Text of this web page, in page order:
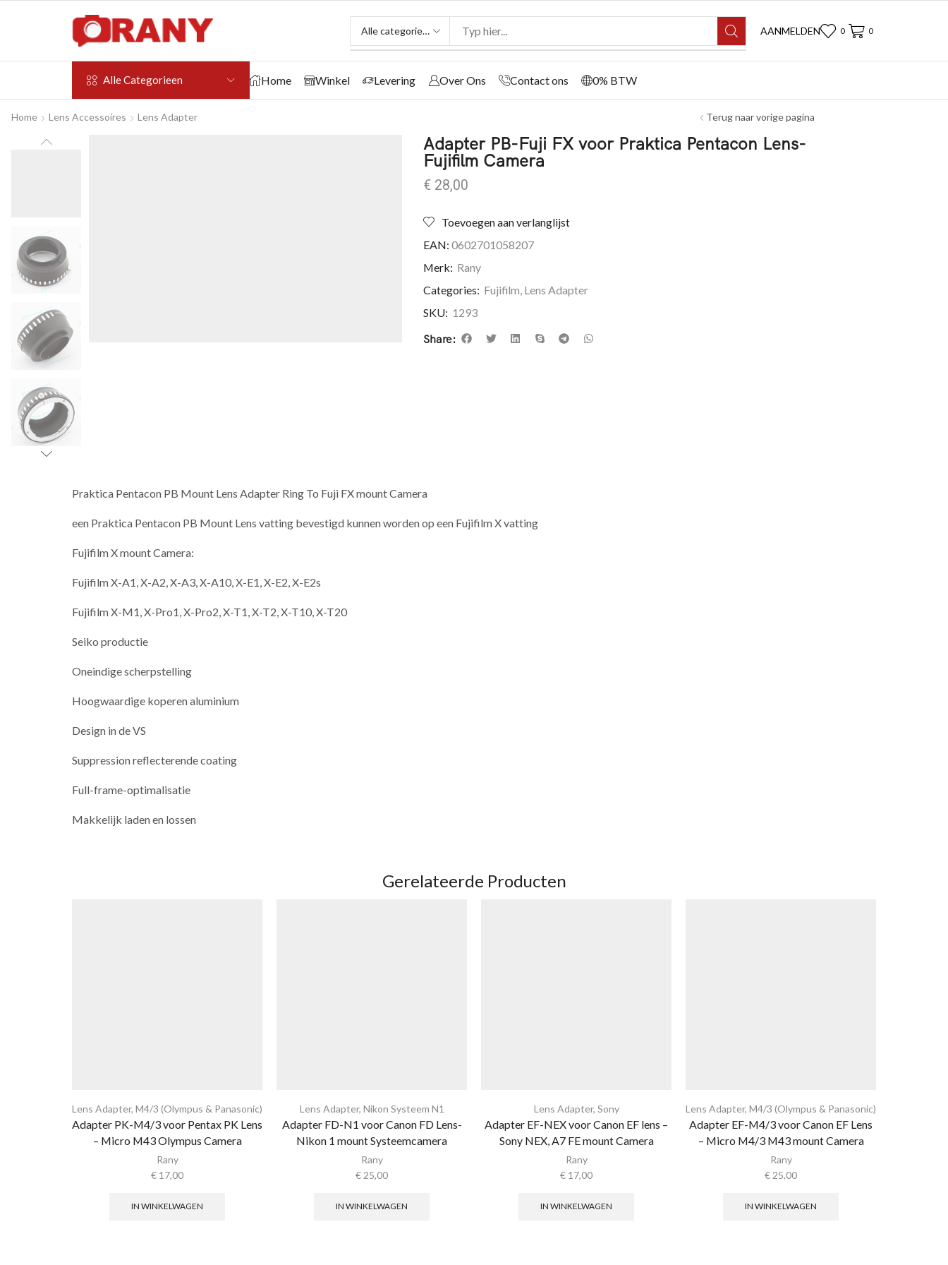
AANMELDEN 0 0
Alle Categorieen Home Winkel Levering Over Ons Contact ons 0% BTW
Home Lens Accessoires Lens Adapter Terug naar vorige pagina
Adapter PB-Fuji FX voor Praktica Pentacon Lens-
Fujifilm Camera
€ 28,00
Toevoegen aan verlanglijst
EAN: 0602701058207
Merk: Rany
Categories: Fujifilm, Lens Adapter
SKU: 1293
Share:
Praktica Pentacon PB Mount Lens Adapter Ring To Fuji FX mount Camera
een Praktica Pentacon PB Mount Lens vatting bevestigd kunnen worden op een Fujifilm X vatting
Fujifilm X mount Camera:
Fujifilm X-A1, X-A2, X-A3, X-A10, X-E1, X-E2, X-E2s
Fujifilm X-M1, X-Pro1, X-Pro2, X-T1, X-T2, X-T10, X-T20
Seiko productie
Oneindige scherpstelling
Hoogwaardige koperen aluminium
Design in de VS
Suppression reflecterende coating
Full-frame-optimalisatie
Makkelijk laden en lossen
Gerelateerde Producten
Lens Adapter, M4/3 (Olympus & Panasonic)
Adapter PK-M4/3 voor Pentax PK Lens
– Micro M43 Olympus Camera
Rany
€ 17,00
IN WINKELWAGEN
Lens Adapter, Nikon Systeem N1
Adapter FD-N1 voor Canon FD Lens-
Nikon 1 mount Systeemcamera
Rany
€ 25,00
IN WINKELWAGEN
Lens Adapter, Sony
Adapter EF-NEX voor Canon EF lens –
Sony NEX, A7 FE mount Camera
Rany
€ 17,00
IN WINKELWAGEN
Lens Adapter, M4/3 (Olympus & Panasonic)
Adapter EF-M4/3 voor Canon EF Lens
– Micro M4/3 M43 mount Camera
Rany
€ 25,00
IN WINKELWAGEN